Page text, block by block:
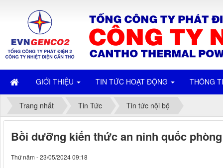
GIỚI THIỆU TIN TỨC HOẠT ĐỘNG THÔNG
Trang nhất Tin Tức Tin tức nội bộ
Bồi dưỡng kiến thức an ninh quốc
Thứ năm - 23/05/2024 09:18